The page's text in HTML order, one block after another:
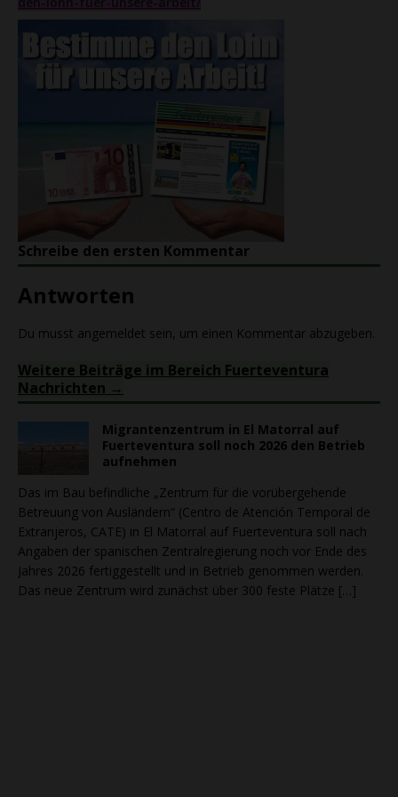
Schreibe den ersten Kommentar
Antworten
Du musst angemeldet sein, um einen Kommentar abzugeben.
Weitere Beiträge im Bereich Fuerteventura
Nachrichten
Migrantenzentrum in El Matorral auf
Fuerteventura soll noch 2026 den Betrieb
aufnehmen
Das im Bau befindliche „Zentrum für die vorübergehende
Betreuung von Ausländern“ (Centro de Atención Temporal de
Extranjeros, CATE) in El Matorral auf Fuerteventura soll nach
Angaben der spanischen Zentralregierung noch vor Ende des
Jahres 2026 fertiggestellt und in Betrieb genommen werden.
Das neue Zentrum wird zunächst über 300 feste Plätze […]